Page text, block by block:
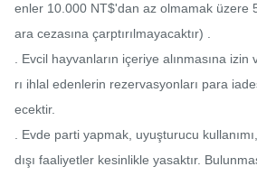
enler 10.000 NT$'dan az olmamak üzere
ara cezasına çarptırılmayacaktır) .
. Evcil hayvanların içeriye alınmasına
rı ihlal edenlerin rezervasyonları para
ecektir.
. Evde parti yapmak, uyuşturucu
dışı faaliyetler kesinlikle yasaktır.